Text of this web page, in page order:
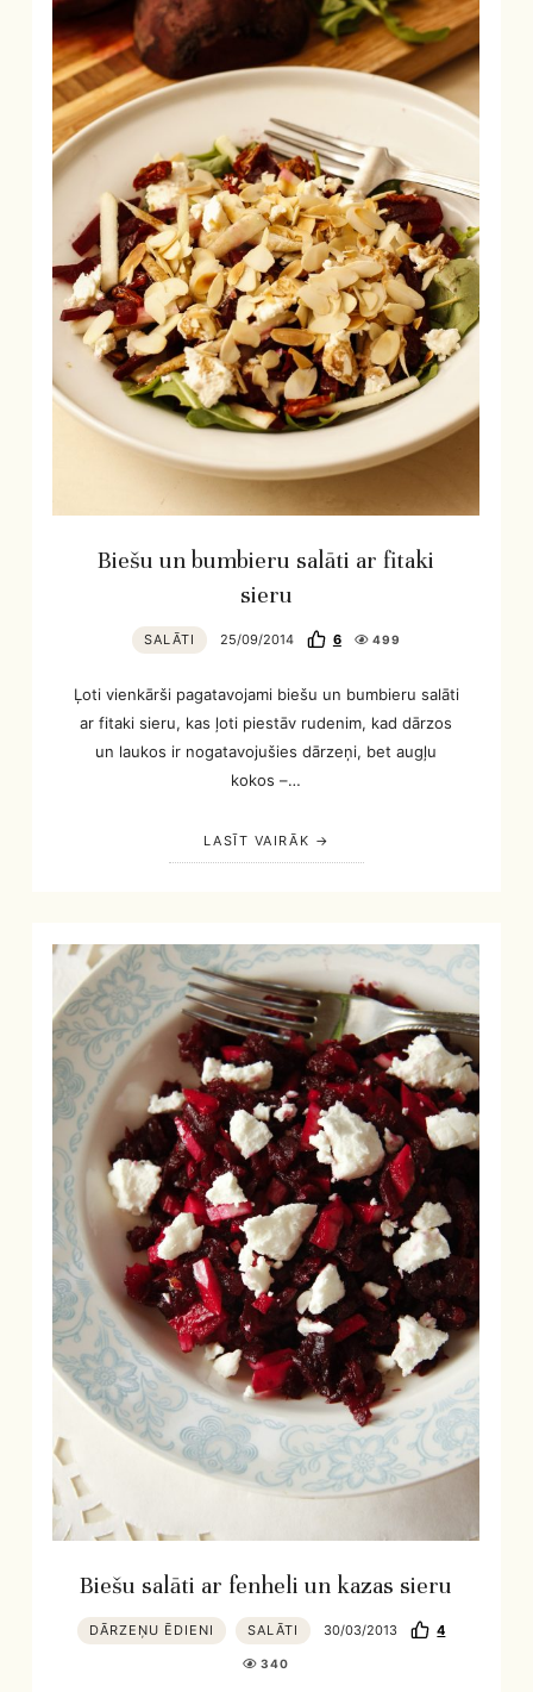
Biešu un bumbieru salāti ar fitaki
sieru
SALĀTI 25/09/2014 6 499
Ļoti vienkārši pagatavojami biešu un bumbieru salāti
ar fitaki sieru, kas ļoti piestāv rudenim, kad dārzos
un laukos ir nogatavojušies dārzeņi, bet augļu
kokos –…
LASĪT VAIRĀK
Biešu salāti ar fenheli un kazas sieru
DĀRZEŅU ĒDIENI SALĀTI 30/03/2013 4
340